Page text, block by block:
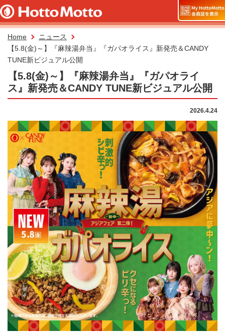
Home
ニュース
【5.8(金)～】『麻辣湯弁当』『ガパオライス』新発売＆CANDY
TUNE新ビジュアル公開
【5.8(金)～】『麻辣湯弁当』『ガパオライ
ス』新発売＆CANDY TUNE新ビジュアル公開
2026.4.24